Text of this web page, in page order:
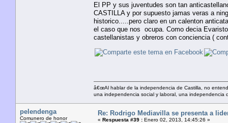
El PP y sus juventudes son tan
CASTILLA y por supuesto jamas veras a
historico.....pero claro en un calenton
el caso que nos ocupa. Como decia
castellanistas y obreros con conciencia (
â€œAl hablar de la independencia de Castilla, no
una independencia social y laboral, una independencia
pelendenga
Comunero de honor
Re: Rodrigo Mediavilla se presenta a
« Respuesta #39 : Enero 02, 2013, 14:45:26 »